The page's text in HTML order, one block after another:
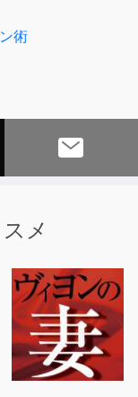
伝えれば、相手
ます。
たの望む結果がよ
ようになりたい」
どうしたらよいだ
様々な場面で
を動かせたら」
術
メ